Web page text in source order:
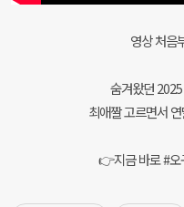
영상 처음
숨겨왔던
최애짤 고르면서
👉지금 바로 #오